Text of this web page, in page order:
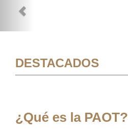
DESTACADOS
¿Qué es la PAOT?